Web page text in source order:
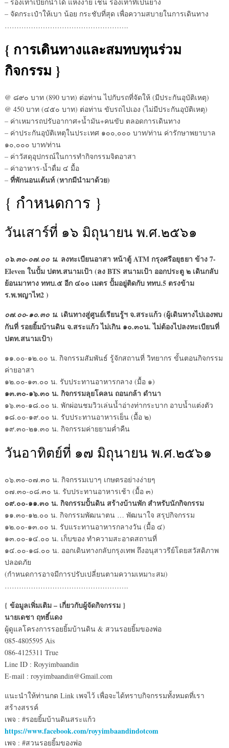
– จัดกระเป๋าให้เบา น้อย กระชับที่สุด เพื่อความสบายในการเดินทาง
…………………………………………….
{ การเดินทางและสมทบทุนร่วม
กิจกรรม }
@ ๘๙๐ บาท (890 บาท) ต่อท่าน ไปกับรถที่จัดให้ (มีประกันอุบัติเหตุ)
@ 450 บาท (๔๕๐ บาท) ต่อท่าน ขับรถไปเอง (ไม่มีประกันอุบัติเหตุ)
– ค่าเหมารถปรับอากาศ+น้ำมัน+คนขับ ตลอดการเดินทาง
– ค่าประกันอุบัติเหตุในประเทศ ๑๐๐,๐๐๐ บาท/ท่าน ค่ารักษาพยาบาล
๑๐,๐๐๐ บาท/ท่าน
– ค่าวัสดุอุปกรณ์ในการทำกิจกรรมจิตอาสา
– ค่าอาหาร-น้ำดื่ม ๔ มื้อ
– ที่พักนอนเต้นท์ (หากมีนำมาด้วย)
{ กำหนดการ }
วันเสาร์ที่ ๑๖ มิถุนายน พ.ศ.๒๕๖๑
๐๖.๓๐-๐๗.๐๐ น. ลงทะเบียนอาสา หน้าตู้ ATM กรุงศรีอยุธยา ข้าง 7-
Eleven ในปั้ม ปตท.สนามเป้า (ลง BTS สนามเป้า ออกประตู ๒ เดินกลับ
ย้อนมาทาง ททบ.๕ อีก ๔๐๐ เมตร ปั้มอยู่ติดกับ ททบ.5 ตรงข้าม
ร.พ.พญาไท2 )
๐๗.๐๐-๑๐.๓๐ น. เดินทางสู่ศูนย์เรียนรู้ฯ จ.สระแก้ว (ผู้เดินทางไปเองพบ
กันที่ รอยยิ้มบ้านดิน จ.สระแก้ว ไม่เกิน ๑๐.๓๐น. ไม่ต้องไปลงทะเบียนที่
ปตท.สนามเป้า)
๑๑.๐๐-๑๒.๐๐ น. กิจกรรมสัมพันธ์ รู้จักสถานที่ วิทยากร ขั้นตอนกิจกรรม
ค่ายอาสา
๑๒.๐๐-๑๓.๐๐ น. รับประทานอาหารกลาง (มื้อ ๑)
๑๓.๓๐-๑๖.๓๐ น. กิจกรรมลุยโคลน ถอนกล้า ดำนา
๑๖.๓๐-๑๘.๐๐ น. พักผ่อนชมวิวเล่นน้ำอ่างท่ากระบาก อาบน้ำแต่งตัว
๑๘.๐๐-๑๙.๐๐ น. รับประทานอาหารเย็น (มื้อ ๒)
๑๙.๓๐-๒๑.๓๐ น. กิจกรรมค่ายยามค่ำคืน
วันอาทิตย์ที่ ๑๗ มิถุนายน พ.ศ.๒๕๖๑
๐๖.๓๐-๐๗.๓๐ น. กิจกรรมเบาๆ เกษตรอย่างง่ายๆ
๐๗.๓๐-๐๘.๓๐ น. รับประทานอาหารเช้า (มื้อ ๓)
๐๙.๐๐-๑๑.๓๐ น. กิจกรรมปั้นดิน สร้างบ้านพัก สำหรับนักกิจกรรม
๑๑.๓๐-๑๒.๐๐ น. กิจกรรมพัฒนาตน … พัฒนาใจ สรุปกิจกรรม
๑๒.๐๐-๑๓.๐๐ น. รับแระทานอาหารกลางวัน (มื้อ ๔)
๑๓.๐๐-๑๔.๐๐ น. เก็บของ ทำความสะอาดสถานที่
๑๔.๐๐-๑๘.๐๐ น. ออกเดินทางกลับกรุงเทพ ถึงอนุสาวรีย์โดยสวัสดิภาพ
ปลอดภัย
(กำหนดการอาจมีการปรับเปลี่ยนตามความเหมาะสม)
…………………………………………….
{ ข้อมูลเพิ่มเติม – เกี่ยวกับผู้จัดกิจกรรม }
นายเดชา ฤทธิ์แดง
ผู้ดูแลโครงการรอยยิ้มบ้านดิน & สวนรอยยิ้มของพ่อ
085-4805595 Ais
086-4125311 True
Line ID : Royyimbaandin
E-mail : royyimbaandin@Gmail.com
แนะนำให้ท่านกด Link เพจไว้ เพื่อจะได้ทราบกิจกรรมทั้งหมดที่เรา
สร้างสรรค์
เพจ : #รอยยิ้มบ้านดินสระแก้ว
https://www.facebook.com/royyimbaandindotcom
เพจ : #สวนรอยยิ้มของพ่อ